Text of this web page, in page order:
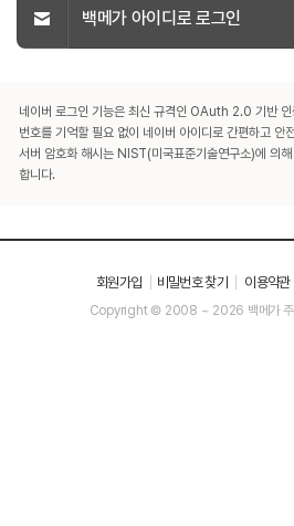
백메가 아이디로 로그인
네이버 로그인 기능은 최신 규격인 OAuth 2.0 기반 인
번호를 기억할 필요 없이 네이버 아이디로 간편하고 안
서버 암호화 해시는 NIST(미국표준기술연구소)에 의해
합니다.
회원가입 비밀번호 찾기 이용약관
Copyright © 2008 ~ 2026 백메가 주